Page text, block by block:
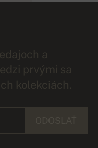
a
prvými sa
kolekciách.